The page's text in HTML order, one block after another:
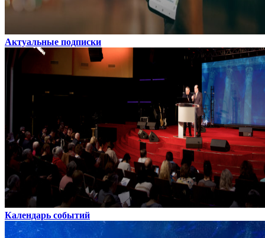
Актуальные подписки
Календарь событий